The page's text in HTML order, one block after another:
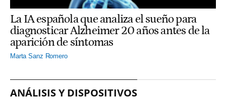
La IA española que analiza el sueño para
diagnosticar Alzheimer 20 años antes de la
aparición de síntomas
Marta Sanz Romero
ANÁLISIS Y DISPOSITIVOS